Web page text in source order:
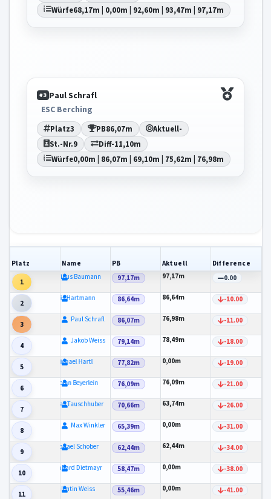
Würfe68,17m | 0,00m | 92,60m | 93,47m | 97,17m
#3 Paul Schrafl
ESC Berching
Platz3 PB86,07m Aktuell-
St.-Nr.9 Diff-11,10m
Würfe0,00m | 86,07m | 69,10m | 75,62m | 76,98m
Platz Name PB Aktuell Difference
1
Marinus Baumann 97,17m 97,17m 0.00
2
Luis Hartmann 86,64m 86,64m -10.00
3
Paul Schrafl 86,07m 76,98m -11.00
4
Jakob Weiss 79,14m 78,49m -18.00
5
Michael Hartl 77,82m 0,00m -19.00
6
Fabian Beyerlein 76,09m 76,09m -21.00
7
Tobias Tauschhuber 70,66m 63,74m -26.00
8
Max Winkler 65,39m 0,00m -31.00
9
Raphael Schober 62,44m 62,44m -34.00
10
Leonhard Dietmayr 58,47m 0,00m -38.00
11
Valentin Weiss 55,46m 0,00m -41.00